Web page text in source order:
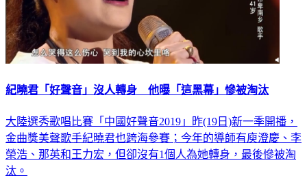
紀曉君「好聲音」沒人轉身 他曝「這黑幕」慘被淘汰
大陸選秀歌唱比賽「中國好聲音2019」昨(19日)新一季開播，
金曲獎美聲歌手紀曉君也跨海參賽；今年的導師有庾澄慶、李
榮浩、那英和王力宏，但卻沒有1個人為她轉身，最後慘被淘
汰。